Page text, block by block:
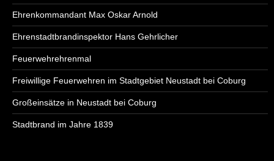
Ehrenkommandant Max Oskar Arnold
Ehrenstadtbrandinspektor Hans Gehrlicher
Feuerwehrehrenmal
Freiwillige Feuerwehren im Stadtgebiet Neustadt bei Coburg
Großeinsätze in Neustadt bei Coburg
Stadtbrand im Jahre 1839